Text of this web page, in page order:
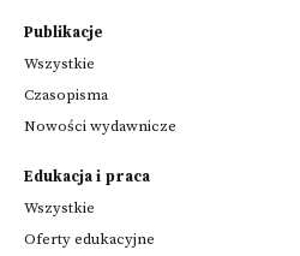
Publikacje
Wszystkie
Czasopisma
Nowości wydawnicze
Edukacja i praca
Wszystkie
Oferty edukacyjne